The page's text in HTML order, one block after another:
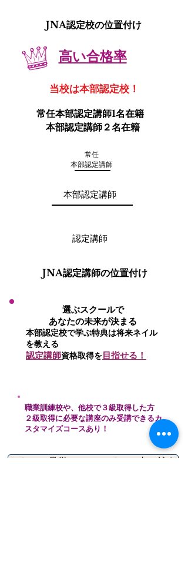
JNA認定校の位置付け
高い合格率
当校は本部認定校！
常任本部認定講師1名在籍
本部認定講師２名在籍
常任
本部認定講師
本部認定講師
認定講師
​JNA認定講師の位置付け
選ぶスクールで
あなたの未来が決まる
本部認定校で学ぶ特典は将来ネイル
を教える
認定講師資格取得を目指せる！
職業訓練校や、他校で３級取得した方
２級取得に必要な講座のみ受講できるカ
スタマイズコースあり！
スクール見学にオンラインで申し込む